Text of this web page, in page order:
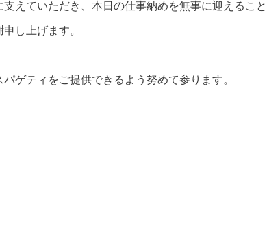
えていただき、本日の仕事納めを無事に迎えるこ
し上げます。
ゲティをご提供できるよう努めて参ります。